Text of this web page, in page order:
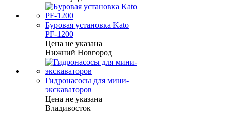
Буровая установка Kato
PF-1200
Цена не указана
Нижний Новгород
Гидронасосы для мини-
экскаваторов
Цена не указана
Владивосток